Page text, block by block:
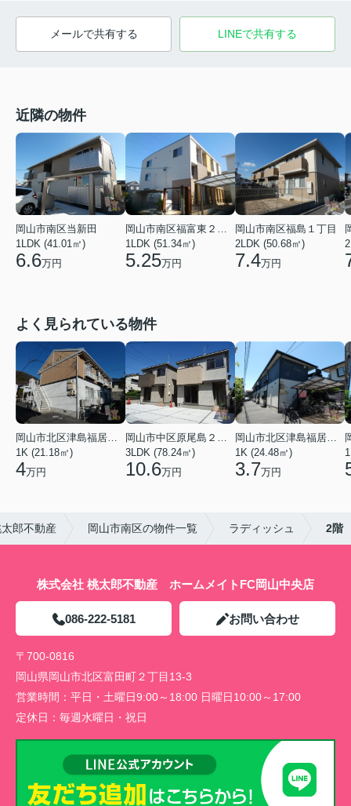
メールで共有する LINEで共有する
近隣の物件
岡山市南区当新田
1LDK (41.01㎡)
6.6万円
岡山市南区福富東２丁目
1LDK (51.34㎡)
5.25万円
岡山市南区福島１丁目
2LDK (50.68㎡)
7.4万円
よく見られている物件
岡山市北区津島福居１丁目
1K (21.18㎡)
4万円
岡山市中区原尾島２丁目
3LDK (78.24㎡)
10.6万円
岡山市北区津島福居１丁目
1K (24.48㎡)
3.7万円
郎不動産 岡山市南区の物件一覧 ラディッシュ 2階
株式会社 桃太郎不動産 ホームメイトFC岡山中央店
086-222-5181 お問い合わせ
〒700-0816
岡山県岡山市北区富田町２丁目13-3
営業時間： 平日・土曜日9:00～18:00 日曜日10:00～17:00
定休日： 毎週水曜日・祝日